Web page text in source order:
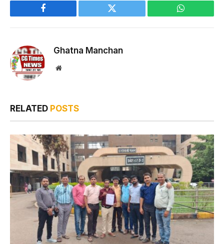
Facebook Twitter WhatsApp
Ghatna Manchan
Website
RELATED POSTS